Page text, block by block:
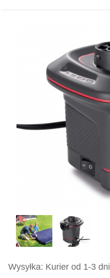
Wysyłka: Kurier od 1-3 dni